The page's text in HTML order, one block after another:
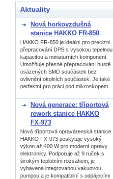
Aktuality
Nová horkovzdušná
stanice HAKKO FR-850
HAKKO FR-850 je ideální pro precizní
přepracování DPS s vysokou tepelnou
kapacitou a miniaturních komponent.
Umožňuje přesné přepracování hustě
osázených SMD součástek bez
ovlivnění okolních součástek. Je také
perfektní pro práci pod mikroskopem.
Nová generace: tříportová
rework stanice HAKKO
FX-973
Nová tříportová opravárenská stanice
HAKKO FX-973 poskytuje vysoký
výkon až 400 W pro moderní opravy
elektroniky. Podporuje až 9 ruček s
širokým teplotním rozsahem, je
vybavena integrovanou vakuovou
pumpou a je kompatibilní s odpájecími